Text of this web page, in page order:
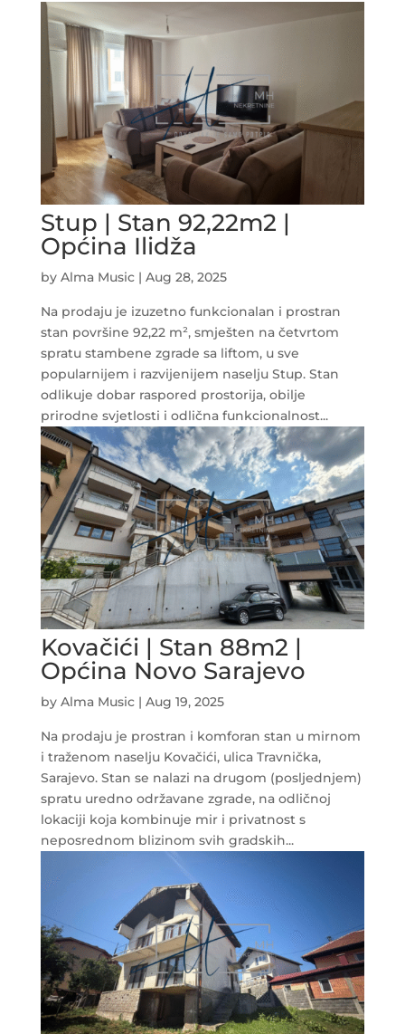
Stup | Stan 92,22m2 |
Općina Ilidža
by Alma Music| Aug 28, 2025
Na prodaju je izuzetno funkcionalan i prostran
stan površine 92,22 m², smješten na četvrtom
spratu stambene zgrade sa liftom, u sve
popularnijem i razvijenijem naselju Stup. Stan
odlikuje dobar raspored prostorija, obilje
prirodne svjetlosti i odlična funkcionalnost...
Kovačići | Stan 88m2 |
Općina Novo Sarajevo
by Alma Music| Aug 19, 2025
Na prodaju je prostran i komforan stan u mirnom
i traženom naselju Kovačići, ulica Travnička,
Sarajevo. Stan se nalazi na drugom (posljednjem)
spratu uredno održavane zgrade, na odličnoj
lokaciji koja kombinuje mir i privatnost s
neposrednom blizinom svih gradskih...